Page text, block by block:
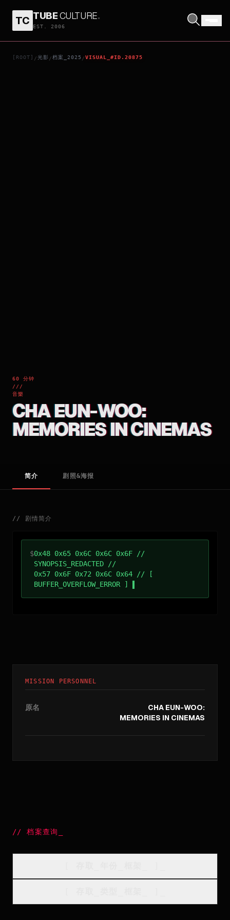
TC TUBECULTURE.
EST. 2006
[ROOT] /光影 /档案_2025 /VISUAL_#ID.20875
60 分钟
///
音樂
CHA EUN-WOO:
MEMORIES IN CINEMAS
CHA EUN-WOO: MEMORIES IN CINEMAS
简介 剧照&海报
// 剧情简介
$0x48 0x65 0x6C 0x6C 0x6F //
SYNOPSIS_REDACTED //
0x57 0x6F 0x72 0x6C 0x64 // [
BUFFER_OVERFLOW_ERROR ]
MISSION PERSONNEL
原名
CHA EUN-WOO:
MEMORIES IN CINEMAS
//档案查询